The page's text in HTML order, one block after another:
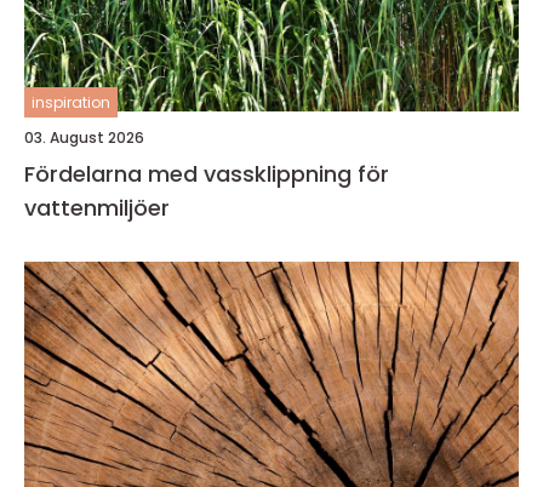
inspiration
03. August 2026
Fördelarna med vassklippning för
vattenmiljöer